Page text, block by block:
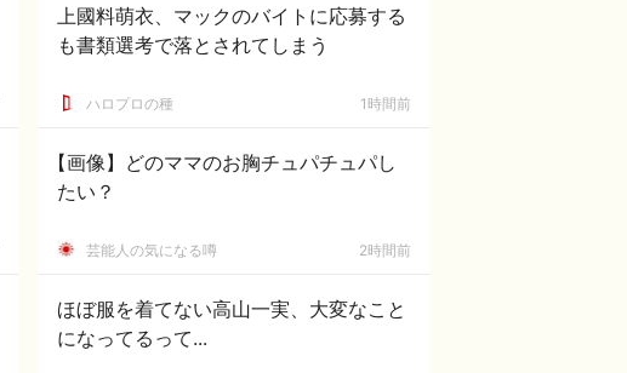
上國料萌衣、マックのバイトに応募する
も書類選考で落とされてしまう
ハロプロの種 1時間前
【画像】どのママのお胸チュパチュパし
たい？
芸能人の気になる噂 2時間前
ほぼ服を着てない高山一実、大変なこと
になってるって...